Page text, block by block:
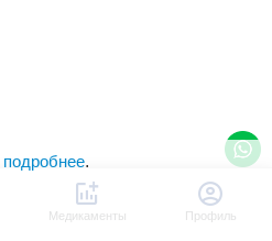
Медикаменты Профиль
подробнее.